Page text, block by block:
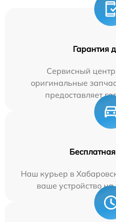
Гарантия
Сервисный
оригинальные
предоставляет
Наш курьер в
ваше устройство